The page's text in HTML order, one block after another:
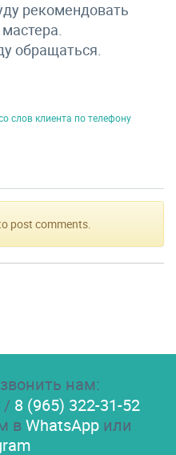
рекомендовать
обращаться.
слов клиента по телефону
post comments.
нам:
/ 8 (965) 322-31-52
вWhatsAppили